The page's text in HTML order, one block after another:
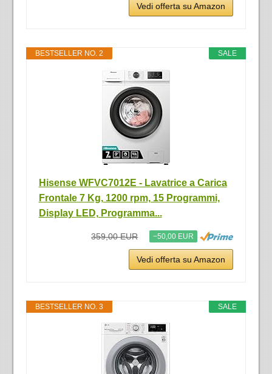
Vedi offerta su Amazon
SALE
BESTSELLER NO. 2
Hisense WFVC7012E - Lavatrice a Carica
Frontale 7 Kg, 1200 rpm, 15 Programmi,
Display LED, Programma...
359,00 EUR −50,00 EUR
Vedi offerta su Amazon
SALE
BESTSELLER NO. 3